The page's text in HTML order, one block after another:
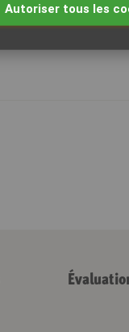
Autoriser tous les